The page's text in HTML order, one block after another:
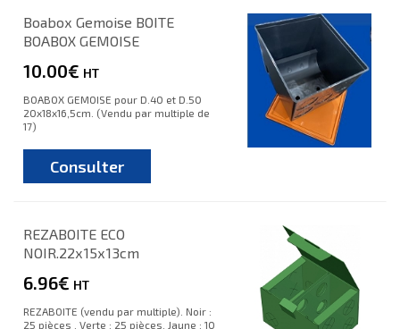
Boabox Gemoise BOITE
BOABOX GEMOISE
10.00€ HT
BOABOX GEMOISE pour D.40 et D.50
20x18x16,5cm. (Vendu par multiple de
17)
Consulter
REZABOITE ECO
NOIR.22x15x13cm
6.96€ HT
REZABOITE (vendu par multiple). Noir :
25 pièces . Verte : 25 pièces. Jaune : 10